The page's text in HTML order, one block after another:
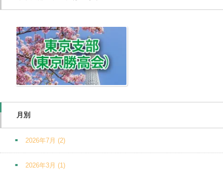
月別
2026年7月 (2)
2026年3月 (1)